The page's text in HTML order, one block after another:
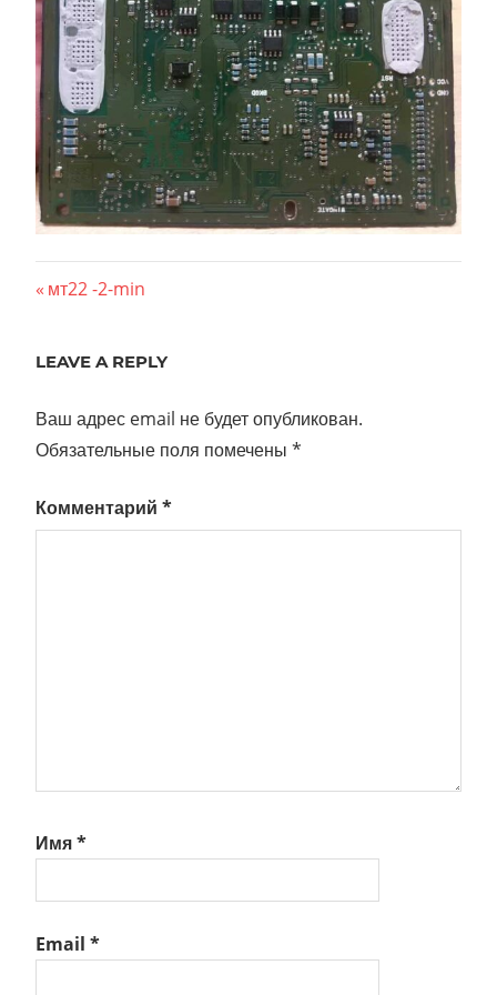
Навигация
записям
Previous
мт22 -2-min
LEAVE A REPLY
Ваш адрес email не будет опубликован.
Обязательные поля помечены *
Комментарий *
Имя*
Email *